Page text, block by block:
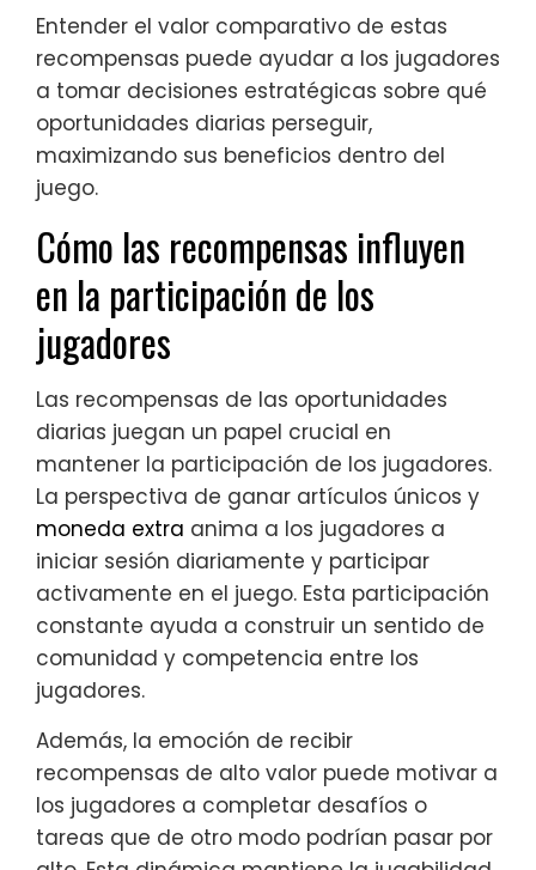
Entender el valor comparativo de estas
recompensas puede ayudar a los jugadores
a tomar decisiones estratégicas sobre qué
oportunidades diarias perseguir,
maximizando sus beneficios dentro del
juego.
Cómo las recompensas influyen
en la participación de los
jugadores
Las recompensas de las oportunidades
diarias juegan un papel crucial en
mantener la participación de los jugadores.
La perspectiva de ganar artículos únicos y
moneda extra anima a los jugadores a
iniciar sesión diariamente y participar
activamente en el juego. Esta participación
constante ayuda a construir un sentido de
comunidad y competencia entre los
jugadores.
Además, la emoción de recibir
recompensas de alto valor puede motivar a
los jugadores a completar desafíos o
tareas que de otro modo podrían pasar por